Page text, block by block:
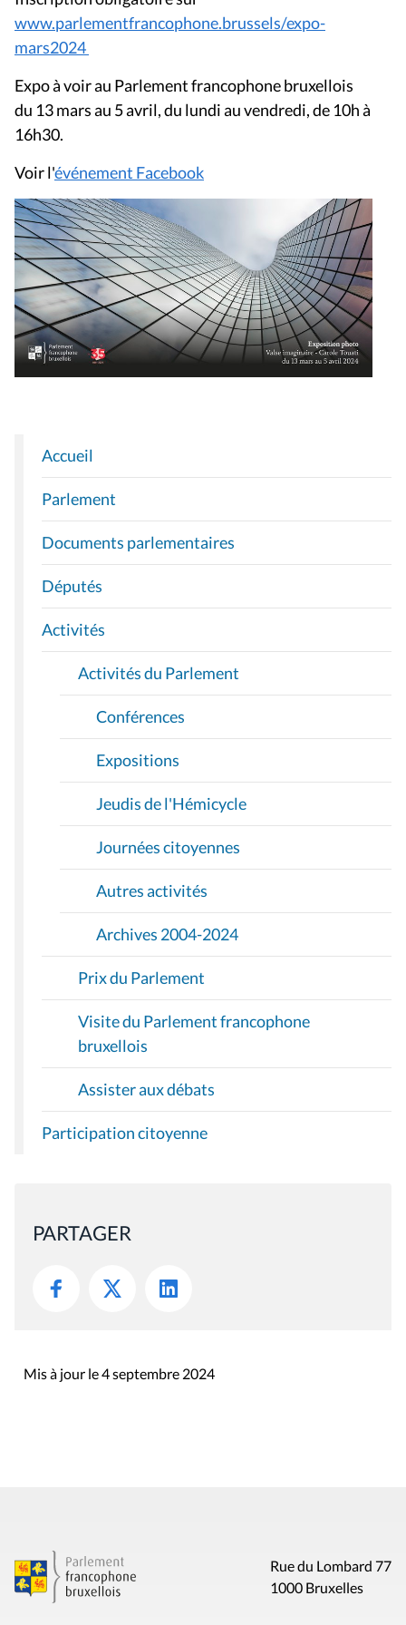
www.parlementfrancophone.brussels/expo-
mars2024
Expo à voir au Parlement francophone bruxellois
du 13 mars au 5 avril, du lundi au vendredi, de 10h à
16h30.
Voir l'événement Facebook
N
A
V
I
G
A
T
I
O
Accueil
Parlement
Documents parlementaires
Députés
Activités
Activités du Parlement
Conférences
Expositions
Jeudis de l'Hémicycle
Journées citoyennes
Autres activités
Archives 2004-2024
Prix du Parlement
Visite du Parlement francophone
bruxellois
Assister aux débats
Participation citoyenne
PARTAGER
Mis à jour le 4 septembre 2024
Rue du Lombard 77
1000 Bruxelles